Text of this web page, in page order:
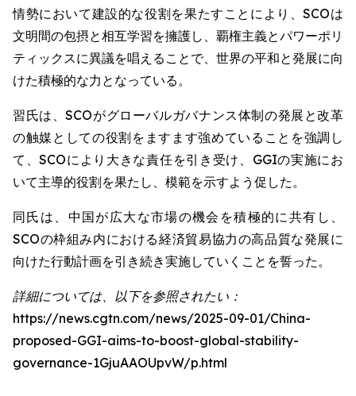
情勢において建設的な役割を果たすことにより、SCOは
文明間の包摂と相互学習を擁護し、覇権主義とパワーポリ
ティックスに異議を唱えることで、世界の平和と発展に向
けた積極的な力となっている。
習氏は、SCOがグローバルガバナンス体制の発展と改革
の触媒としての役割をますます強めていることを強調し
て、SCOにより大きな責任を引き受け、GGIの実施にお
いて主導的役割を果たし、模範を示すよう促した。
同氏は、中国が広大な市場の機会を積極的に共有し、
SCOの枠組み内における経済貿易協力の高品質な発展に
向けた行動計画を引き続き実施していくことを誓った。
詳細については、以下を参照されたい：
https://news.cgtn.com/news/2025-09-01/China-
proposed-GGI-aims-to-boost-global-stability-
governance-1GjuAAOUpvW/p.html